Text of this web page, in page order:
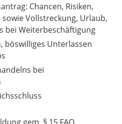
Chancen, Risiken,
Vollstreckung, Urlaub,
bei Weiterbeschäftigung
böswilliges Unterlassen
bei